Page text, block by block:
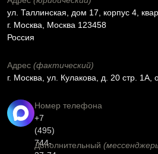
ул. Таллинская, дом 17, корпус 4,
г. Москва, Москва 123458
Россия
Адрес (фактический)
г. Москва, ул. Кулакова, д. 20 стр. 1А,
Номер телефона
+7
(495)
744-
Дополнительный